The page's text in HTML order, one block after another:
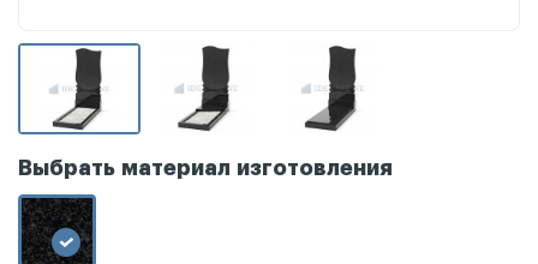
Выбрать материал изготовления